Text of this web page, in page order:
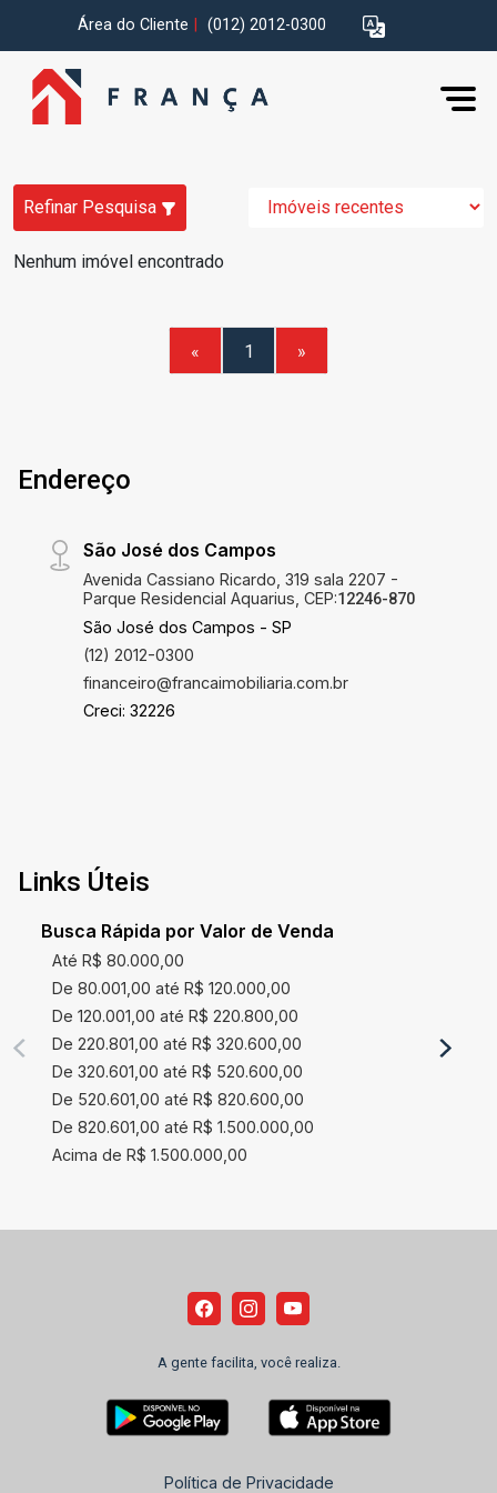
Área do Cliente (012) 2012-0300
Refinar Pesquisa
Nenhum imóvel encontrado
« 1 »
Endereço
São José dos Campos
Avenida Cassiano Ricardo, 319 sala 2207 -
Parque Residencial Aquarius, CEP:12246-870
São José dos Campos - SP
(12) 2012-0300
financeiro@francaimobiliaria.com.br
Creci: 32226
Links Úteis
Busca Rápida por Valor de Venda
Até R$ 80.000,00
De 80.001,00 até R$ 120.000,00
De 120.001,00 até R$ 220.800,00
De 220.801,00 até R$ 320.600,00
De 320.601,00 até R$ 520.600,00
De 520.601,00 até R$ 820.600,00
De 820.601,00 até R$ 1.500.000,00
Acima de R$ 1.500.000,00
A gente facilita, você realiza.
Política de Privacidade